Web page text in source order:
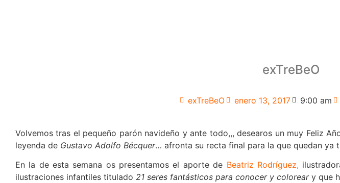
exTreBeO
exTreBeO enero 13, 2017 9:00 am
Volvemos tras el pequeño parón navideño y ante todo,,, desearos un muy Feliz
leyenda de Gustavo Adolfo Bécquer… afronta su recta final para la que quedan ya
En la de esta semana os presentamos el aporte de Beatriz Rodríguez,
ilustraciones infantiles titulado 21 seres fantásticos para conocer y coloreary que